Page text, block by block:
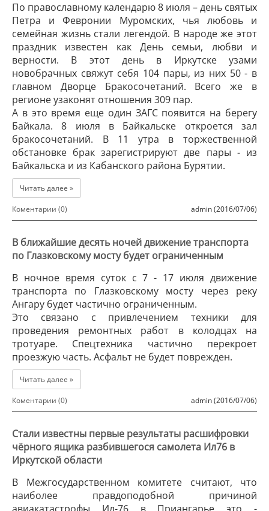
По православному календарю 8 июля – день святых
Петра и Февронии Муромских, чья любовь и
семейная жизнь стали легендой. В народе же этот
праздник известен как День семьи, любви и
верности. В этот день в Иркутске узами
новобрачных свяжут себя 104 пары, из них 50 - в
главном Дворце Бракосочетаний. Всего же в
регионе узаконят отношения 309 пар.
А в это время еще один ЗАГС появится на берегу
Байкала. 8 июля в Байкальске откроется зал
бракосочетаний. В 11 утра в торжественной
обстановке брак зарегистрируют две пары - из
Байкальска и из Кабанского района Бурятии.
Читать далее »
Коментарии (0) admin (2016/07/06)
В ближайшие десять ночей движение транспорта
по Глазковскому мосту будет ограниченным
В ночное время суток с 7 - 17 июля движение
транспорта по Глазковскому мосту через реку
Ангару будет частично ограниченным.
Это связано с привлечением техники для
проведения ремонтных работ в колодцах на
тротуаре. Спецтехника частично перекроет
проезжую часть. Асфальт не будет поврежден.
Читать далее »
Коментарии (0) admin (2016/07/06)
Стали известны первые результаты расшифровки
чёрного ящика разбившегося самолета Ил76 в
Иркутской области
В Межгосударственном комитете считают, что
наиболее правдоподобной причиной